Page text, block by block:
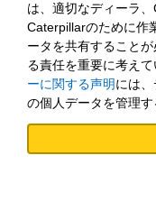
は、適切なディーラ
Caterpillarのために作
ータを共有すること
る責任を重要に考えて
ーに関する声明には
の個人データを管理す